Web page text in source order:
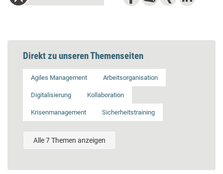
Direkt zu unseren Themenseiten
Agiles Management Arbeitsorganisation
Digitalisierung Kollaboration
Krisenmanagement Sicherheitstraining
Alle 7 Themen anzeigen